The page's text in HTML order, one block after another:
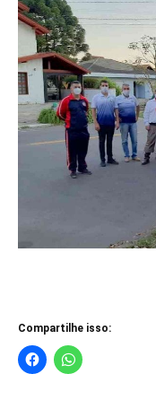
Compartilhe isso: